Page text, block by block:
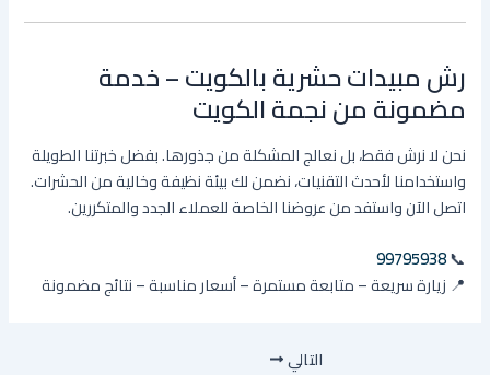
رش مبيدات حشرية بالكويت – خدمة
مضمونة من نجمة الكويت
نحن لا نرش فقط، بل نعالج المشكلة من جذورها. بفضل خبرتنا الطويلة
واستخدامنا لأحدث التقنيات، نضمن لك بيئة نظيفة وخالية من الحشرات.
اتصل الآن واستفد من عروضنا الخاصة للعملاء الجدد والمتكررين.
📞
99795938
📍 زيارة سريعة – متابعة مستمرة – أسعار مناسبة – نتائج مضمونة
التالي